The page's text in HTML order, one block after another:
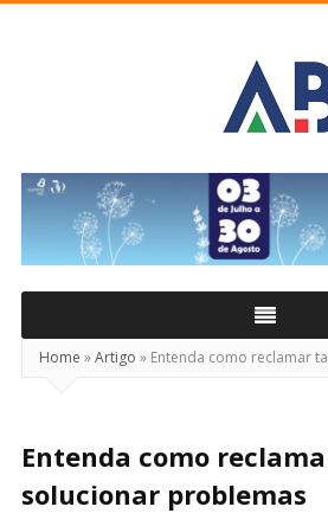
Real
Home »Artigo » Entenda como reclamar
Entenda como
solucionar problemas